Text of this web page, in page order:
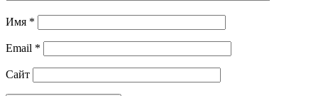
Имя *
Email *
Сайт